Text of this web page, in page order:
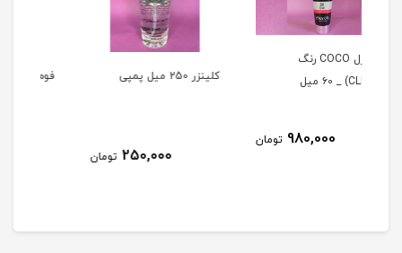
کلينزر 250 میل پمپی فوم کلينزر ناخن 250 میل
250,000